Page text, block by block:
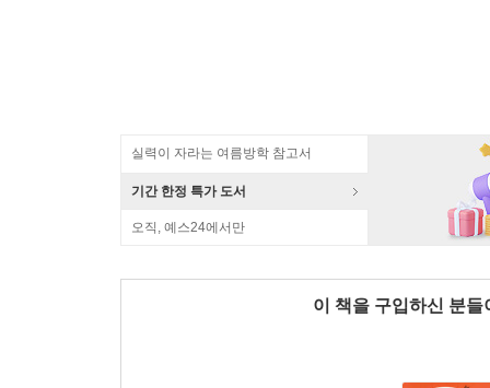
실력이 자라는 여름방학 참고서
기간 한정 특가 도서
오직, 예스24에서만
이 책을 구입하신 분